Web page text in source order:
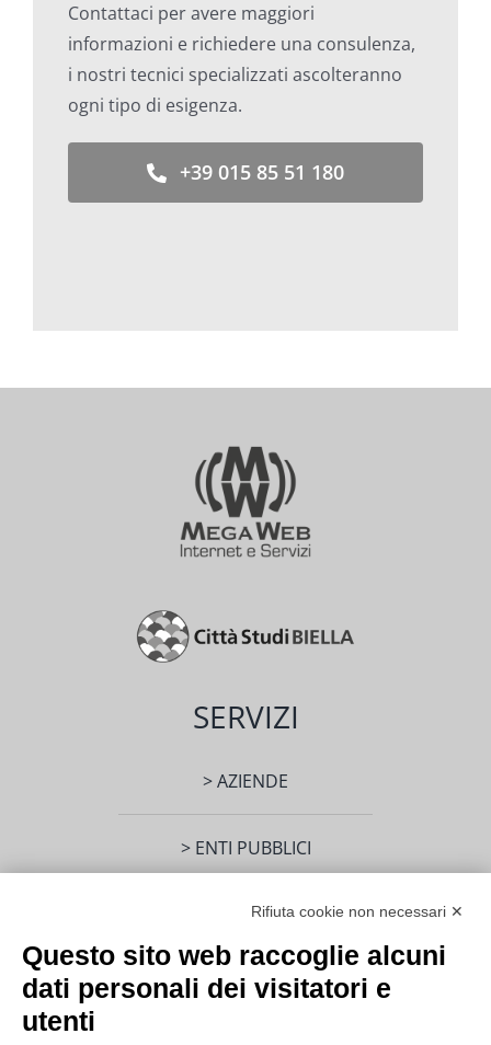
Contattaci per avere maggiori
informazioni e richiedere una consulenza,
i nostri tecnici specializzati ascolteranno
ogni tipo di esigenza.
+39 015 85 51 180
SERVIZI
> AZIENDE
> ENTI PUBBLICI
> PRIVATI
INFO
Rifiuta cookie non necessari ✕
Questo sito web raccoglie alcuni
dati personali dei visitatori e
utenti